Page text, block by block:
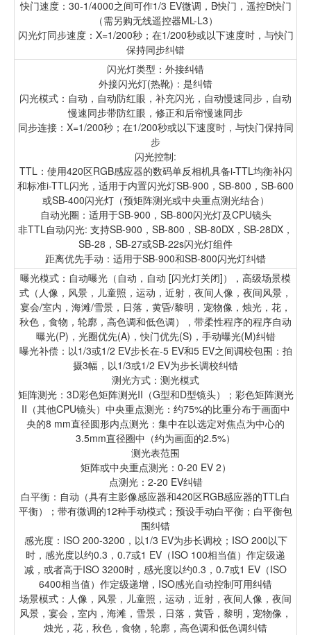
快门速度：30-1/4000之间可作1/3 EV微调，B快门，遥控B快门
（需另购无线遥控器ML-L3）
闪光灯同步速度：X=1/200秒；在1/200秒或以下速度时，与快门
保持同步纠错
闪光灯类型：外接纠错
外接闪光灯(热靴)：是纠错
闪光模式：自动，自动防红眼，补充闪光，自动慢速同步，自动
慢速同步带防红眼，修正和后帘慢速同步
同步连接：X=1/200秒；在1/200秒或以下速度时，与快门保持同
步
闪光控制:
TTL：使用420区RGB感应器的数码单反相机具备i-TTL均衡补闪
和标准i-TTL闪光，适用于内置闪光灯SB-900，SB-800，SB-600
或SB-400闪光灯（预矩阵测光或中央重点测光结合）
自动光圈：适用于SB-900，SB-800闪光灯及CPU镜头
非TTL自动闪光: 支持SB-900，SB-800，SB-80DX，SB-28DX，
SB-28，SB-27或SB-22s闪光灯组件
距离优先手动：适用于SB-900和SB-800闪光灯纠错
曝光模式：自动曝光（自动，自动 [闪光灯关闭]），高级场景模
式（人像，风景，儿童照，运动，近射，夜间人像，夜间风景，
宴会/室内，海滩/雪景，日落，黄昏/黎明，宠物像，烛光，花，
秋色，食物，轮廓，高色调和低色调），带柔性程序的程序自动
曝光(P)，光圈优先(A)，快门优先(S)，手动曝光(M)纠错
曝光补偿：以1/3或1/2 EV步长在-5 EV和5 EV之间调校包围：拍
摄3幅，以1/3或1/2 EV为步长调校纠错
测光方式：测光模式
矩阵测光：3D彩色矩阵测光II（G型和D型镜头）；彩色矩阵测光
II（其他CPU镜头）中央重点测光：约75%的比重分布于画面中
央的8 mm直径圆形内点测光：集中在以选定对焦点为中心的
3.5mm直径圈中（约为画面的2.5%）
测光表范围
矩阵或中央重点测光：0-20 EV 2）
点测光：2-20 EV纠错
白平衡：自动（具有主影像感应器和420区RGB感应器的TTL白
平衡）；带有微调的12种手动模式；预设手动白平衡；白平衡包
围纠错
感光度：ISO 200-3200，以1/3 EV为步长调校；ISO 200以下
时，感光度以约0.3，0.7或1 EV（ISO 100相当值）作定级递
减，或者高于ISO 3200时，感光度以约0.3，0.7或1 EV（ISO
6400相当值）作定级递增，ISO感光自动控制可用纠错
场景模式：人像，风景，儿童照，运动，近射，夜间人像，夜间
风景，宴会，室内，海滩，雪景，日落，黄昏，黎明，宠物像，
烛光，花，秋色，食物，轮廓，高色调和低色调纠错